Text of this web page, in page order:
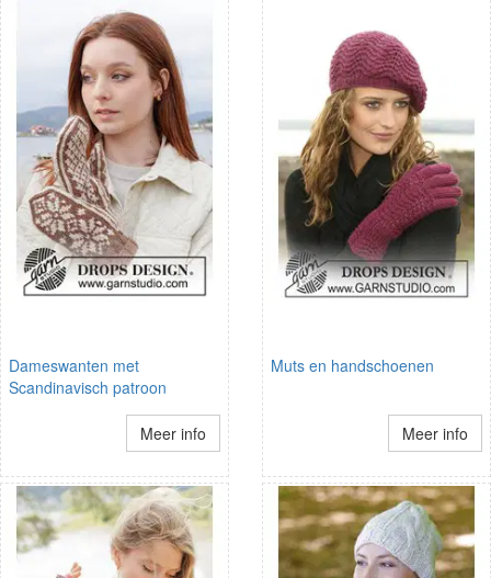
Dameswanten met
Scandinavisch patroon
Meer info
Muts en handschoenen
Meer info